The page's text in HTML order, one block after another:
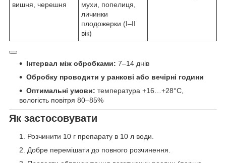
вишня, черешня
мухи, попелиця,
личинки
плодожерки (I–II
вік)
Інтервал між обробками: 7–14 днів
Обробку проводити у ранкові або вечірні години
Оптимальні умови: температура +16…+28°C,
вологість повітря 80–85%
Як застосовувати
Розчинити 10 г препарату в 10 л води.
Добре перемішати до повного розчинення.